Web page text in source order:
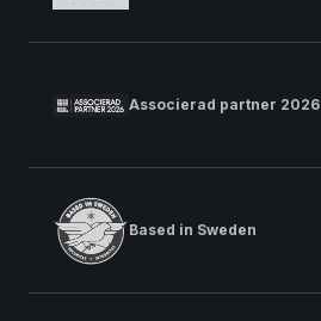
Associerad partner 2026
Based in Sweden